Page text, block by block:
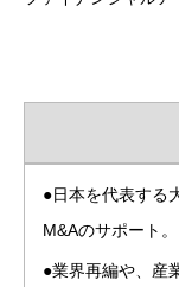
●日本を代表する
M&Aのサポート。
●業界再編や、産